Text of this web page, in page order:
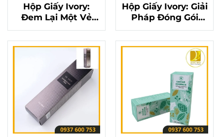
Hộp Giấy Ivory:
Đem Lại Một Vẻ
Ngoài Tinh Tế Cho
Bao Bì Sản Phẩm
Hộp Giấy Ivory: Giải
Pháp Đóng Gói
Đem Lại Sự Sang
Trọng Cho Mỗi Sản
Phẩm